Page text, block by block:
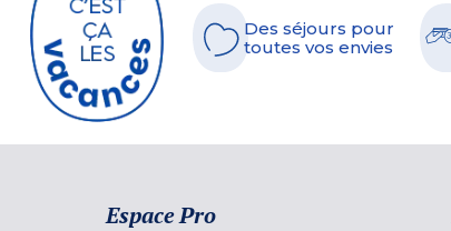
Des séjours pour
toutes vos envies
Espace Pro